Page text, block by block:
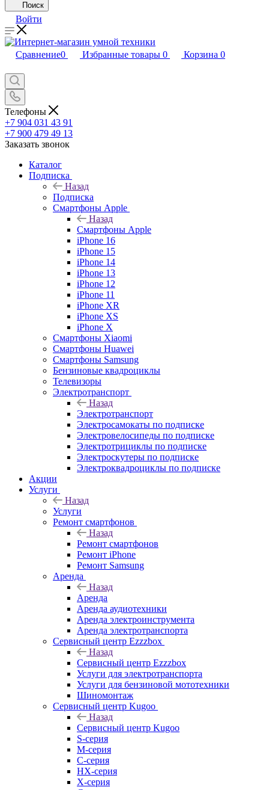
Поиск
Войти
Сравнение0 Избранные товары 0 Корзина 0
Телефоны
+7 904 031 43 91
+7 900 479 49 13
Заказать звонок
Каталог
Подписка
Назад
Подписка
Смартфоны Apple
Назад
Смартфоны Apple
iPhone 16
iPhone 15
iPhone 14
iPhone 13
iPhone 12
iPhone 11
iPhone XR
iPhone XS
iPhone X
Смартфоны Xiaomi
Смартфоны Huawei
Смартфоны Samsung
Бензиновые квадроциклы
Телевизоры
Электротранспорт
Назад
Электротранспорт
Электросамокаты по подписке
Электровелосипеды по подписке
Электротрициклы по подписке
Электроскутеры по подписке
Электроквадроциклы по подписке
Акции
Услуги
Назад
Услуги
Ремонт смартфонов
Назад
Ремонт смартфонов
Ремонт iPhone
Ремонт Samsung
Аренда
Назад
Аренда
Аренда аудиотехники
Аренда электроинструмента
Аренда электротранспорта
Сервисный центр Ezzzbox
Назад
Сервисный центр Ezzzbox
Услуги для электротранспорта
Услуги для бензиновой мототехники
Шиномонтаж
Сервисный центр Kugoo
Назад
Сервисный центр Kugoo
S-cерия
M-серия
С-серия
HX-серия
X-серия